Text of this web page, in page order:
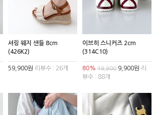
셔링 웨지 샌들 8cm
(426K2)
59,900원 리뷰수 : 26개
이브히 스니커즈 2cm
(314C10)
80% 49,9009,900원 리
뷰수 : 88개